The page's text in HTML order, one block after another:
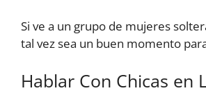
Si ve a un grupo de mujeres
tal vez sea un buen momento
Hablar Con Chicas en